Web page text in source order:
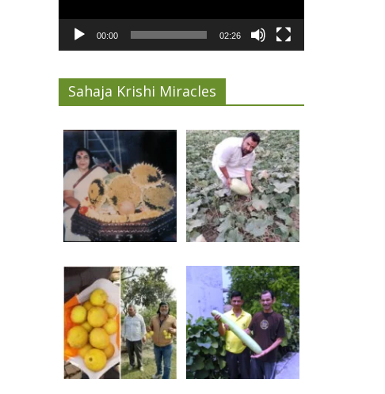
00:00 02:26
Sahaja Krishi Miracles